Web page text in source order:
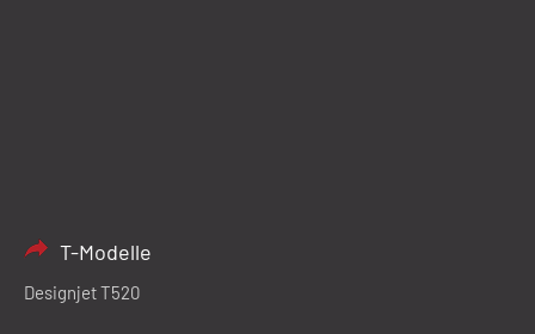
T-Modelle
Designjet T520